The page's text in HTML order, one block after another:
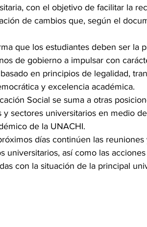
con el objetivo de facilitar la
de cambios que, según el
que los estudiantes deben ser la
de gobierno a impulsar con
en principios de legalidad,
y excelencia académica.
Social se suma a otras
sectores universitarios en medio
de la UNACHI.
días continúen las reuniones
universitarios, así como las
con la situación de la principal